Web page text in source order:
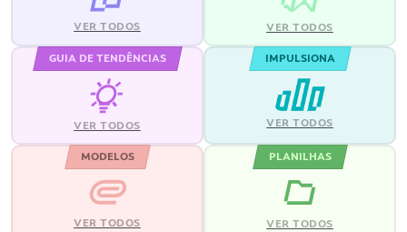
VER TODOS VER TODOS
GUIA DE TENDÊNCIAS
VER TODOS
IMPULSIONA
VER TODOS
MODELOS
VER TODOS
PLANILHAS
VER TODOS